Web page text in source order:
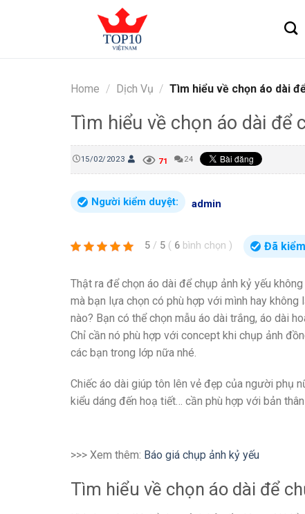
Home / Dịch Vụ / Tìm hiểu về chọn áo dài
Tìm hiểu về chọn áo dài để
15/02/2023 71 24
Người kiểm duyệt: admin
5 / 5 ( 6 bình chọn ) Đã
Thật ra để chọn áo dài để chụp ảnh kỷ yếu
mà bạn lựa chọn có phù hợp với mình hay không
nào? Bạn có thể chọn mẫu áo dài trắng, áo dài
Chỉ cần nó phù hợp với concept khi chụp ảnh
các bạn trong lớp nữa nhé.
Chiếc áo dài giúp tôn lên vẻ đẹp của người phụ
kiểu dáng đến hoạ tiết… cần phù hợp với bản
>>> Xem thêm: Báo giá chụp ảnh kỷ yếu
Tìm hiểu về chọn áo dài để